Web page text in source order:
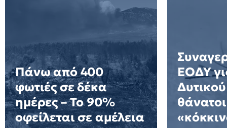
Πάνω από 400
φωτιές σε δέκα
ημέρες – Το 90%
οφείλεται σε αμέλεια
ΕΟΔΥ